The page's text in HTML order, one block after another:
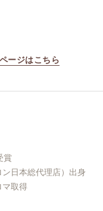
ージはこちら
賞
日本総代理店）出身
マ取得